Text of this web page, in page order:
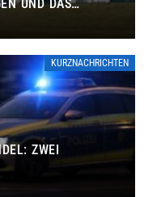
UND DAS
KURZNACHRICHTEN
ZWEI